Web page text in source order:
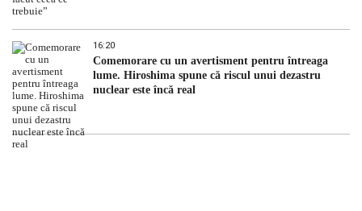
16:20
Comemorare cu un avertisment pentru întreaga
lume. Hiroshima spune că riscul unui dezastru
nuclear este încă real